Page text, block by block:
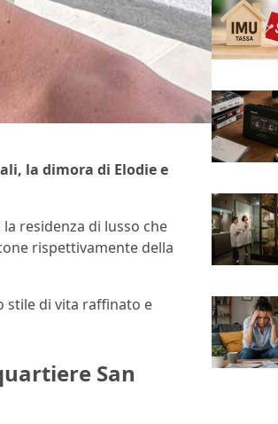
la dimora di Elodie e
residenza di lusso che
rispettivamente della
stile di vita raffinato e
San